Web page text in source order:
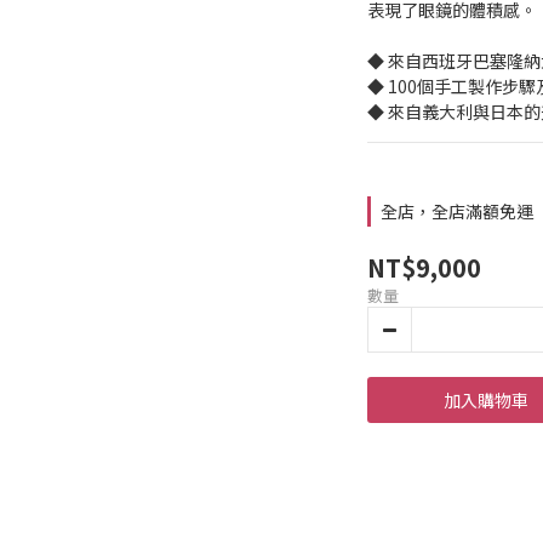
表現了眼鏡的體積感。
◆ 來自西班牙巴塞隆
◆ 100個手工製作步驟
◆ 來自義大利與日本
全店，全店滿額免運
NT$9,000
數量
加入購物車